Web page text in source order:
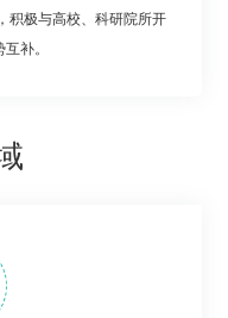
积极与高校、科研院所开
补。